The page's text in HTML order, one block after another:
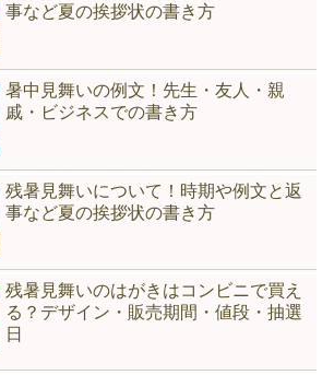
事など夏の挨拶状の書き方
暑中見舞いの例文！先生・友人・親
戚・ビジネスでの書き方
残暑見舞いについて！時期や例文と返
事など夏の挨拶状の書き方
残暑見舞いのはがきはコンビニで買え
る？デザイン・販売期間・値段・抽選
日